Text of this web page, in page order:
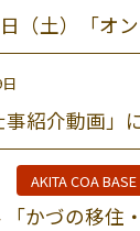
（土）「オ
事紹介動画」
AKITA COA BASE
かづの移住